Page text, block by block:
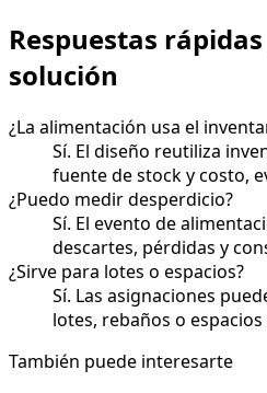
Respuestas
solución
¿La alimentación usa el
Sí. El diseño reutiliza
fuente de stock y costo,
¿Puedo medir desperdicio?
Sí. El evento de
descartes, pérdidas y
¿Sirve para lotes o espacios?
Sí. Las asignaciones
lotes, rebaños o
También puede interesarte